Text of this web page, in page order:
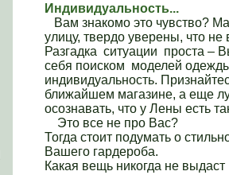
Индивидуальность...
Вам знакомо это чувство?
улицу, твердо уверены, что не
Разгадка ситуации проста –
себя поиском моделей
индивидуальность.
ближайшем магазине, а еще
осознавать, что у Лены есть
Это все не про Вас?
Тогда стоит подумать о
Вашего гардероба.
Какая вещь никогда не